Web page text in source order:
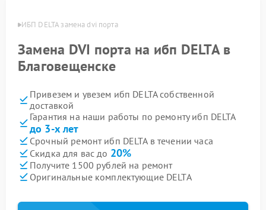
ИБП DELTA замена dvi порта
Замена DVI порта на ибп DELTA в
Благовещенске
Привезем и увезем ибп DELTA собственной
доставкой
Гарантия на наши работы по ремонту ибп DELTA
до 3-х лет
Срочный ремонт ибп DELTA в течении часа
Скидка для вас до 20%
Получите 1500 рублей на ремонт
Оригинальные комплектующие DELTA